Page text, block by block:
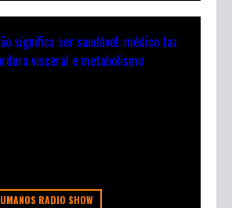
UMANOS RADIO SHOW